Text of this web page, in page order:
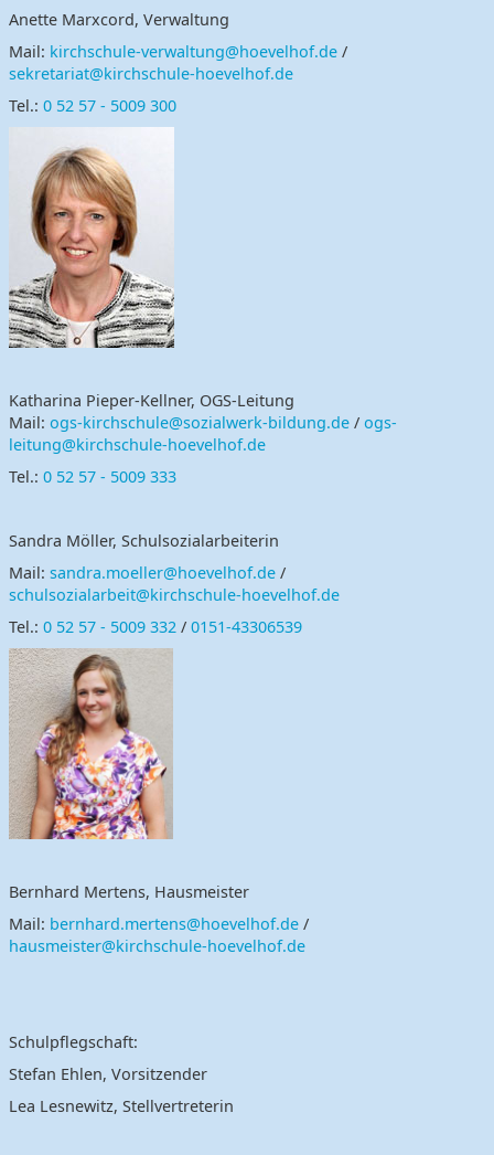
Anette Marxcord, Verwaltung
Mail: kirchschule-verwaltung@hoevelhof.de /
sekretariat@kirchschule-hoevelhof.de
Tel.: 0 52 57 - 5009 300
Katharina Pieper-Kellner, OGS-Leitung
Mail: ogs-kirchschule@sozialwerk-bildung.de / ogs-
leitung@kirchschule-hoevelhof.de
Tel.: 0 52 57 - 5009 333
Sandra Möller, Schulsozialarbeiterin
Mail: sandra.moeller@hoevelhof.de /
schulsozialarbeit@kirchschule-hoevelhof.de
Tel.: 0 52 57 - 5009 332 / 0151-43306539
Bernhard Mertens, Hausmeister
Mail: bernhard.mertens@hoevelhof.de /
hausmeister@kirchschule-hoevelhof.de
Schulpflegschaft:
Stefan Ehlen, Vorsitzender
Lea Lesnewitz, Stellvertreterin